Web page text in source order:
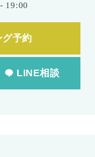
19:00
グ予約
LINE相談